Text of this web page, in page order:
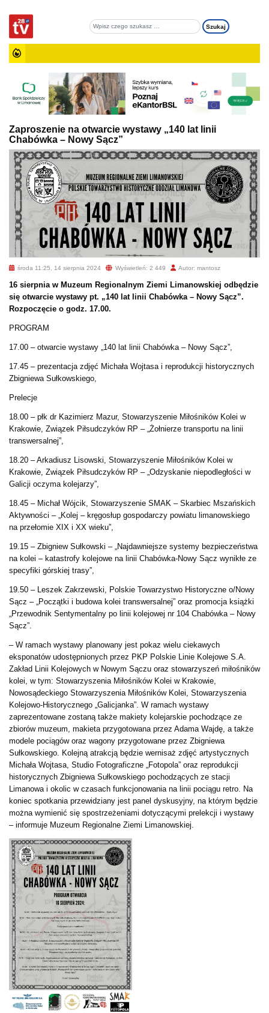
Zaproszenie na otwarcie wystawy „140 lat linii
Chabówka – Nowy Sącz”
środa 11:25, 14 sierpnia 2024 Wyświetleń: 2 449 Autor: mantosz
16 sierpnia w Muzeum Regionalnym Ziemi Limanowskiej odbędzie
się otwarcie wystawy pt. „140 lat linii Chabówka – Nowy Sącz”.
Rozpoczęcie o godz. 17.00.
PROGRAM
17.00 – otwarcie wystawy „140 lat linii Chabówka – Nowy Sącz”,
17.45 – prezentacja zdjęć Michała Wojtasa i reprodukcji historycznych
Zbigniewa Sułkowskiego,
Prelecje
18.00 – płk dr Kazimierz Mazur, Stowarzyszenie Miłośników Kolei w
Krakowie, Związek Piłsudczyków RP – „Żołnierze transportu na linii
transwersalnej”,
18.20 – Arkadiusz Lisowski, Stowarzyszenie Miłośników Kolei w
Krakowie, Związek Piłsudczyków RP – „Odzyskanie niepodległości w
Galicji oczyma kolejarzy”,
18.45 – Michał Wójcik, Stowarzyszenie SMAK – Skarbiec Mszańskich
Aktywności – „Kolej – kręgosłup gospodarczy powiatu limanowskiego
na przełomie XIX i XX wieku”,
19.15 – Zbigniew Sułkowski – „Najdawniejsze systemy bezpieczeństwa
na kolei – katastrofy kolejowe na linii Chabówka-Nowy Sącz wynikłe ze
specyfiki górskiej trasy”,
19.50 – Leszek Zakrzewski, Polskie Towarzystwo Historyczne o/Nowy
Sącz – „Początki i budowa kolei transwersalnej” oraz promocja książki
„Przewodnik Sentymentalny po linii kolejowej nr 104 Chabówka – Nowy
Sącz”.
– W ramach wystawy planowany jest pokaz wielu ciekawych
eksponatów udostępnionych przez PKP Polskie Linie Kolejowe S.A.
Zakład Linii Kolejowych w Nowym Sączu oraz stowarzyszeń miłośników
kolei, w tym: Stowarzyszenia Miłośników Kolei w Krakowie,
Nowosądeckiego Stowarzyszenia Miłośników Kolei, Stowarzyszenia
Kolejowo-Historycznego „Galicjanka”. W ramach wystawy
zaprezentowane zostaną także makiety kolejarskie pochodzące ze
zbiorów muzeum, makieta przygotowana przez Adama Wajdę, a także
modele pociągów oraz wagony przygotowane przez Zbigniewa
Sułkowskiego. Kolejną atrakcją będzie wernisaż zdjęć artystycznych
Michała Wojtasa, Studio Fotograficzne „Fotopola” oraz reprodukcji
historycznych Zbigniewa Sułkowskiego pochodzących ze stacji
Limanowa i okolic w czasach funkcjonowania na linii pociągu retro. Na
koniec spotkania przewidziany jest panel dyskusyjny, na którym będzie
można wymienić się spostrzeżeniami dotyczącymi prelekcji i wystawy
– informuje Muzeum Regionalne Ziemi Limanowskiej.